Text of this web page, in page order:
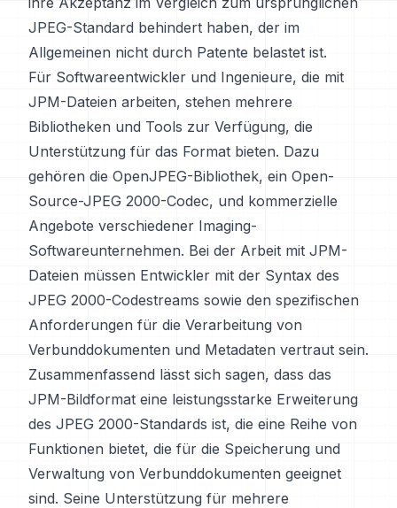
JPEG-Standard behindert haben, der im
Allgemeinen nicht durch Patente belastet ist.
Für Softwareentwickler und Ingenieure, die mit
JPM-Dateien arbeiten, stehen mehrere
Bibliotheken und Tools zur Verfügung, die
Unterstützung für das Format bieten. Dazu
gehören die OpenJPEG-Bibliothek, ein Open-
Source-JPEG 2000-Codec, und kommerzielle
Angebote verschiedener Imaging-
Softwareunternehmen. Bei der Arbeit mit JPM-
Dateien müssen Entwickler mit der Syntax des
JPEG 2000-Codestreams sowie den spezifischen
Anforderungen für die Verarbeitung von
Verbunddokumenten und Metadaten vertraut sein.
Zusammenfassend lässt sich sagen, dass das
JPM-Bildformat eine leistungsstarke Erweiterung
des JPEG 2000-Standards ist, die eine Reihe von
Funktionen bietet, die für die Speicherung und
Verwaltung von Verbunddokumenten geeignet
sind. Seine Unterstützung für mehrere